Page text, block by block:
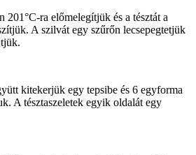
201°C-ra előmelegítjük és a tésztát a
A szilvát egy szűrőn lecsepegtetjük
kitekerjük egy tepsibe és 6 egyforma
A tésztaszeletek egyik oldalát egy